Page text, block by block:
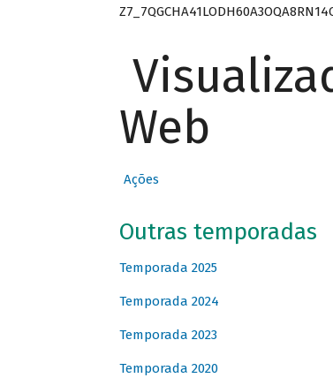
Web
Ações
Outras temporadas
Temporada 2025
Temporada 2024
Temporada 2023
Temporada 2020